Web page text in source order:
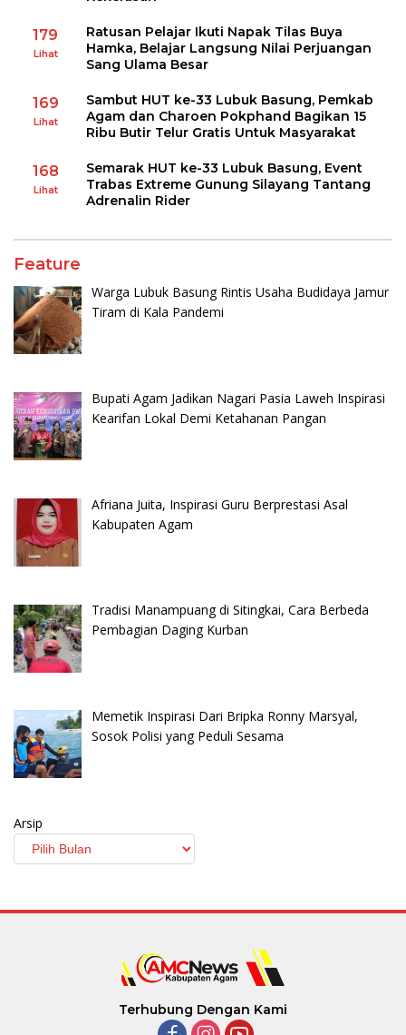
179
Lihat
Ratusan Pelajar Ikuti Napak Tilas Buya
Hamka, Belajar Langsung Nilai Perjuangan
Sang Ulama Besar
169
Lihat
Sambut HUT ke-33 Lubuk Basung, Pemkab
Agam dan Charoen Pokphand Bagikan 15
Ribu Butir Telur Gratis Untuk Masyarakat
168
Lihat
Semarak HUT ke-33 Lubuk Basung, Event
Trabas Extreme Gunung Silayang Tantang
Adrenalin Rider
Feature
Warga Lubuk Basung Rintis Usaha Budidaya Jamur
Tiram di Kala Pandemi
Bupati Agam Jadikan Nagari Pasia Laweh Inspirasi
Kearifan Lokal Demi Ketahanan Pangan
Afriana Juita, Inspirasi Guru Berprestasi Asal
Kabupaten Agam
Tradisi Manampuang di Sitingkai, Cara Berbeda
Pembagian Daging Kurban
Memetik Inspirasi Dari Bripka Ronny Marsyal,
Sosok Polisi yang Peduli Sesama
Arsip
Terhubung Dengan Kami